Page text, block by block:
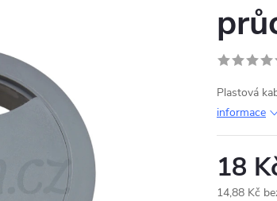
Plastová
informace
18
14,88 Kč